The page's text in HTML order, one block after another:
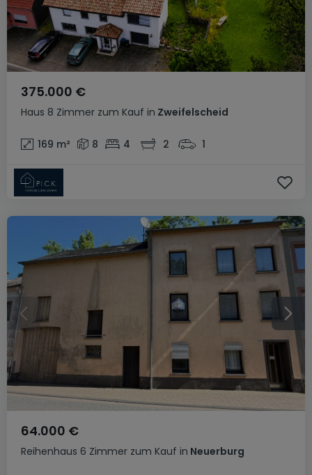
Haus 8 Zimmer zum Kauf in Zweifelscheid
375.000 €
169 m² 8 4 2 1
Reihenhaus 6 Zimmer zum Kauf in Neuerburg
64.000 €